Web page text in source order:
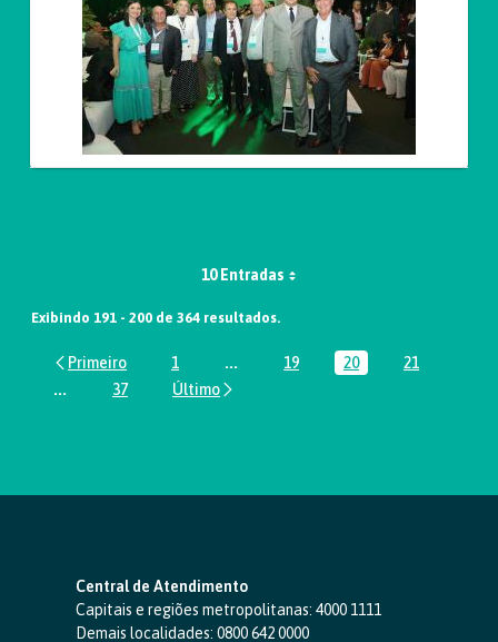
10 Entradas
Exibindo 191 - 200 de 364 resultados.
Página
1 ...Páginas intermediárias Usar ABA
Página
19 Página
20 Página
21
...Páginas intermediárias Usar ABA para navegar.
Página
37
Central de Atendimento
Capitais e regiões metropolitanas: 4000 1111
Demais localidades: 0800 642 0000